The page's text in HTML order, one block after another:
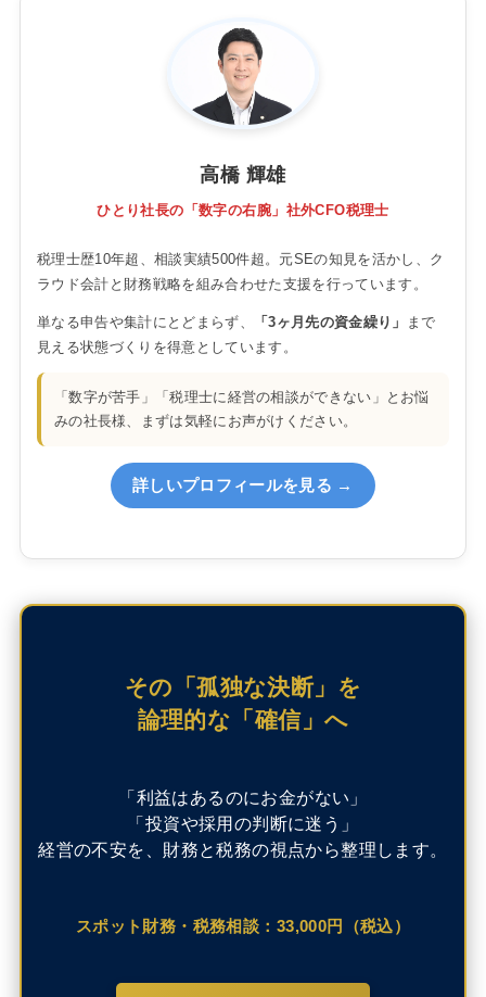
高橋 輝雄
ひとり社長の「数字の右腕」社外CFO税理士
税理士歴10年超、相談実績500件超。元SEの知見を活かし、ク
ラウド会計と財務戦略を組み合わせた支援を行っています。
単なる申告や集計にとどまらず、 「3ヶ月先の資金繰り」
まで
見える状態づくりを得意としています。
「数字が苦手」「税理士に経営の相談ができない」とお悩
みの社長様、まずは気軽にお声がけください。
詳しいプロフィールを見る →
その「孤独な決断」を
論理的な「確信」へ
「利益はあるのにお金がない」
「投資や採用の判断に迷う」
経営の不安を、財務と税務の視点から整理します。
スポット財務・税務相談：33,000円（税込）